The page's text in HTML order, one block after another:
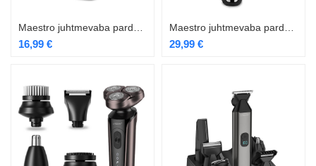
16,99 € 29,99 €